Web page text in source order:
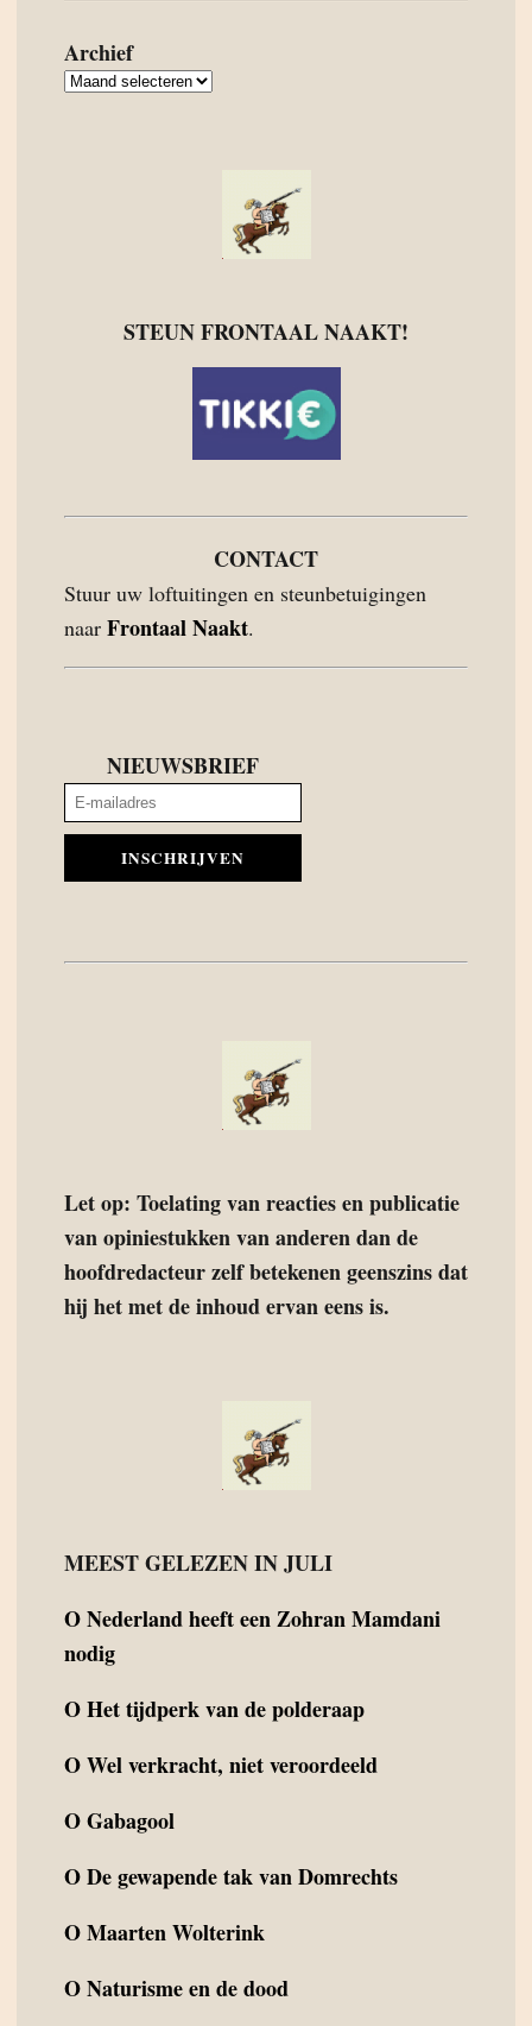
Archief
Archief
STEUN FRONTAAL NAAKT!
CONTACT
Stuur uw loftuitingen en steunbetuigingen
naar Frontaal Naakt.
NIEUWSBRIEF
INSCHRIJVEN
Let op: Toelating van reacties en publicatie
van opiniestukken van anderen dan de
hoofdredacteur zelf betekenen geenszins dat
hij het met de inhoud ervan eens is.
MEEST GELEZEN IN JULI
ONederland heeft een Zohran Mamdani
nodig
OHet tijdperk van de polderaap
OWel verkracht, niet veroordeeld
OGabagool
ODe gewapende tak van Domrechts
OMaarten Wolterink
ONaturisme en de dood